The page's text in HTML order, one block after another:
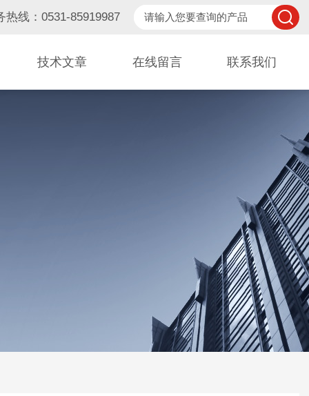
热线：0531-85919987
技术文章 在线留言 联系我们